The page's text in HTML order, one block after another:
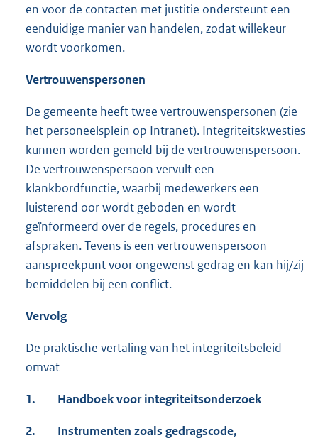
en voor de contacten met justitie ondersteunt een
eenduidige manier van handelen, zodat willekeur
wordt voorkomen.
Vertrouwenspersonen
De gemeente heeft twee vertrouwenspersonen (zie
het personeelsplein op Intranet). Integriteitskwesties
kunnen worden gemeld bij de vertrouwenspersoon.
De vertrouwenspersoon vervult een
klankbordfunctie, waarbij medewerkers een
luisterend oor wordt geboden en wordt
geïnformeerd over de regels, procedures en
afspraken. Tevens is een vertrouwenspersoon
aanspreekpunt voor ongewenst gedrag en kan hij/zij
bemiddelen bij een conflict.
Vervolg
De praktische vertaling van het integriteitsbeleid
omvat
1. Handboek voor integriteitsonderzoek
2.
Instrumenten zoals gedragscode,